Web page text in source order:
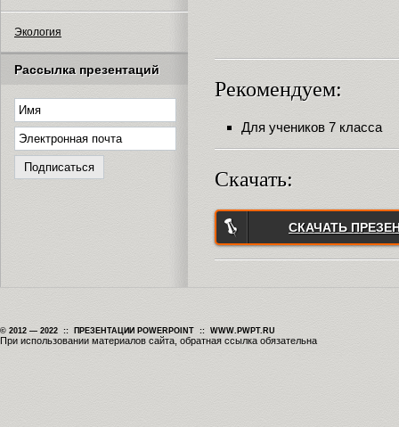
Экология
Рассылка презентаций
Рекомендуем:
Для учеников 7 класса
Скачать:
СКАЧАТЬ
© 2012 — 2022 :: ПРЕЗЕНТАЦИИ POWERPOINT :: WWW.PWPT.RU
При использовании материалов сайта, обратная ссылка обязательна